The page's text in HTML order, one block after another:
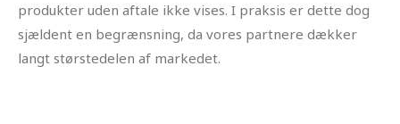
produkter uden aftale ikke vises. I praksis er dette dog
sjældent en begrænsning, da vores partnere dækker
langt størstedelen af markedet.